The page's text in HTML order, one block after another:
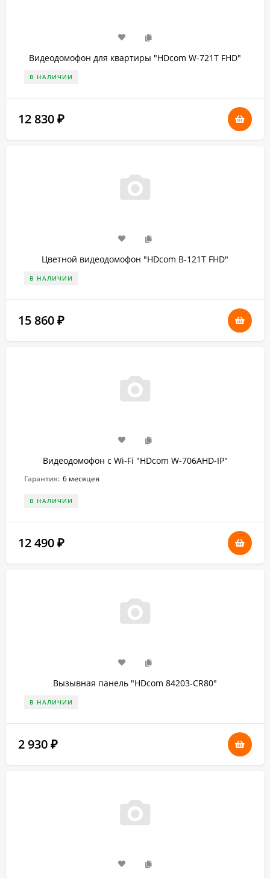
Видеодомофон для квартиры "HDcom W-721T FHD"
В НАЛИЧИИ
12 830 ₽
Цветной видеодомофон "HDcom B-121T FHD"
В НАЛИЧИИ
15 860 ₽
Видеодомофон с Wi-Fi "HDcom W-706AHD-IP"
Гарантия: 6 месяцев
В НАЛИЧИИ
12 490 ₽
Вызывная панель "HDcom 84203-CR80"
В НАЛИЧИИ
2 930 ₽